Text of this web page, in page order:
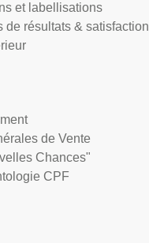
et labellisations
de résultats & satisfaction
de Vente
Chances"
CPF